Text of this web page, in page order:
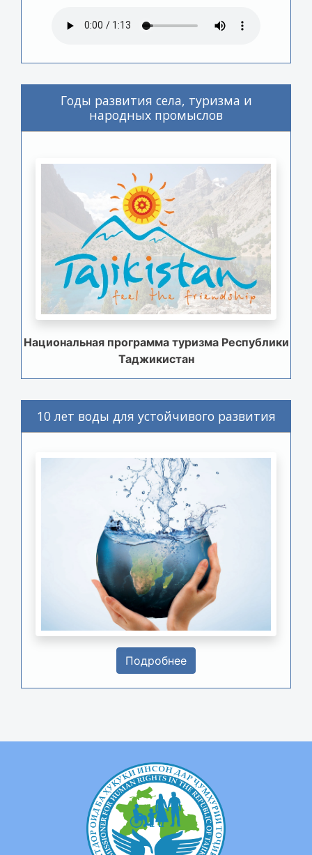
Годы развития села, туризма и
народных промыслов
Национальная программа туризма Республики
Таджикистан
10 лет воды для устойчивого развития
Подробнее